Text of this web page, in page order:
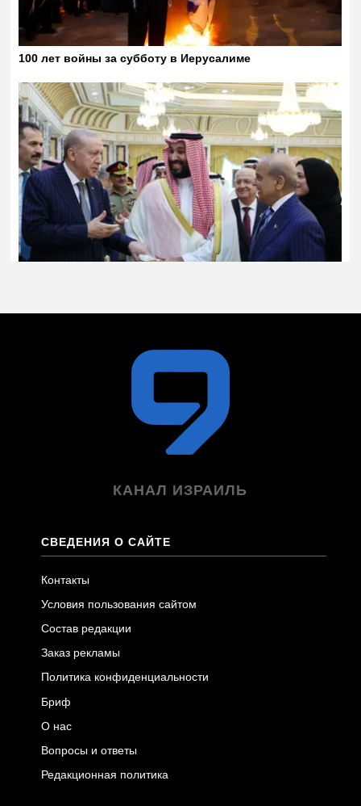
КАНАЛ ИЗРАИЛЬ
СВЕДЕНИЯ О САЙТЕ
Контакты
Условия пользования сайтом
Состав редакции
Заказ рекламы
Политика конфиденциальности
Бриф
О нас
Вопросы и ответы
Редакционная политика